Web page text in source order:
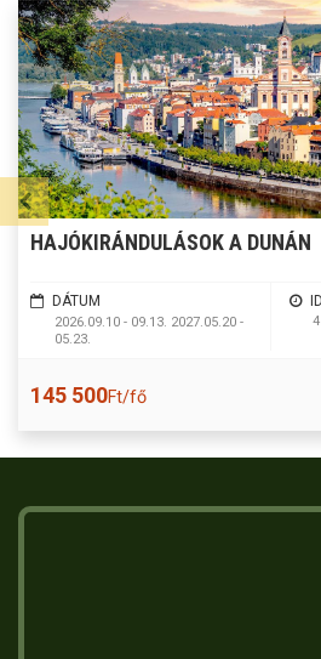
HAJÓKIRÁNDULÁSOK A DUNÁN
DÁTUM
2026.09.10 - 09.13. 2027.05.20 -
05.23.
145 500Ft/fő